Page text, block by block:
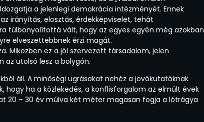
a jelenlegi demokrácia intézményét. Ennek
irányítás, elosztás, érdekképviselet, tehát
túlbonyolítottá vált, hogy az egyes egyén még azokban
elveszettebbnek érzi magát.
Miközben ez a jól szervezett társadalom, jelen
utolsó lesz a bolygón.
áll. A minőségi ugrásokat nehéz a jövőkutatóknak
hogy ha a közlekedés, a konflisforgalom az elmúlt évek
20 – 30 év múlva két méter magasan fogja a lótrágya